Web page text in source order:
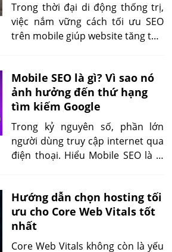
Trong thời đại di động thống trị,
việc nắm vững cách tối ưu SEO
trên mobile giúp website tăng thứ
dẫn chi tiết từng bước, từ chuẩn
bị công cụ, tối ưu tốc độ đến cải
thiện UX và Core Web Vitals.
Mobile SEO là gì? Vì sao nó
ảnh hưởng đến thứ hạng
tìm kiếm Google
Trong kỷ nguyên số, phần lớn
người dùng truy cập internet qua
điện thoại. Hiểu Mobile SEO là gì
trên Google, cải thiện trải nghiệm
người dùng và tăng tỷ lệ chuyển
đổi.
Hướng dẫn chọn hosting tối
ưu cho Core Web Vitals tốt
nhất
Core Web Vitals không còn là yếu